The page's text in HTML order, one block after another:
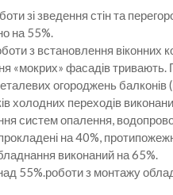
зі зведення стін та
на 55%.
з встановлення віконних
«мокрих» фасадів тривають.
огороджень
холодних переходів
систем опалення,
на 40%,
виконаний на 65%.
55%.роботи з монтажу